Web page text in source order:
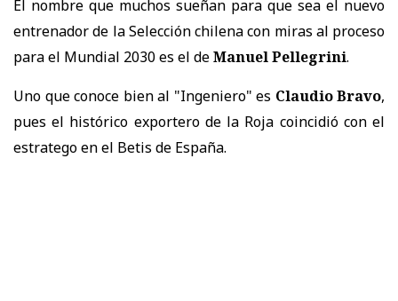
El nombre que muchos sueñan para que sea el nuevo
entrenador de la Selección chilena con miras al proceso
para el Mundial 2030 es el deManuel Pellegrini.
Uno que conoce bien al "Ingeniero" es Claudio Bravo,
pues el histórico exportero de la Roja coincidió con el
estratego en el Betis de España.